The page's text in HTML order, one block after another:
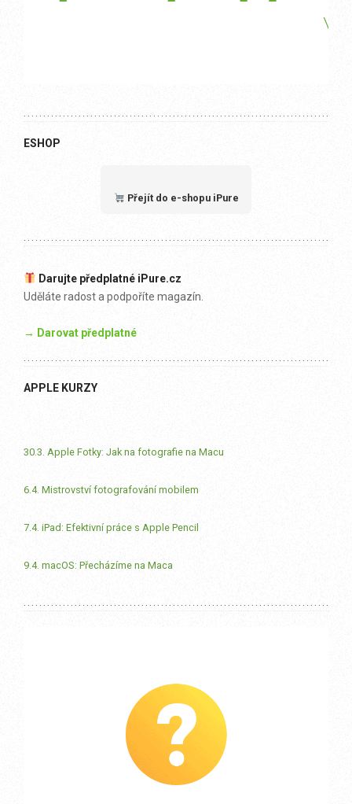
ESHOP
Přejít do e-shopu iPure
Darujte předplatné iPure.cz
Uděláte radost a podpoříte magazín.
→ Darovat předplatné
APPLE KURZY
30.3. Apple Fotky: Jak na fotografie na Macu
6.4. Mistrovství fotografování mobilem
7.4. iPad: Efektivní práce s Apple Pencil
9.4. macOS: Přecházíme na Maca